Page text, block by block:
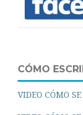
CÓMO
VIDEO CÓMO